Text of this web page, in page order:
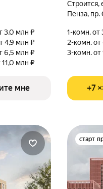
3,0 млн ₽
4,9 млн ₽
6,5 млн ₽
11,0 млн ₽
мне
Пенза, пр.
1-комн. от
2-комн. от
3-комн. от
+7
старт